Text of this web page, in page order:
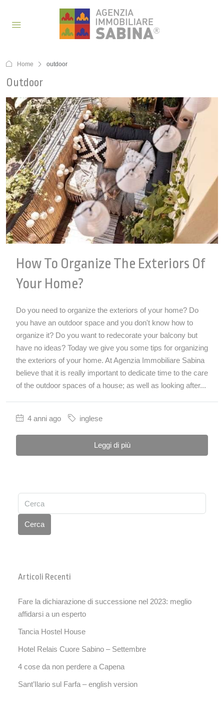
Home outdoor
Outdoor
How To Organize The Exteriors Of
Your Home?
Do you need to organize the exteriors of your home? Do
you have an outdoor space and you don't know how to
organize it? Do you want to redecorate your balcony but
have no ideas? Today we give you some tips for organizing
the exteriors of your home. At Agenzia Immobiliare Sabina
believe that it is really important to dedicate time to the care
of the outdoor spaces of a house; as well as looking after...
4 anni ago inglese
Leggi di più
Cerca
Articoli Recenti
Fare la dichiarazione di successione nel 2023: meglio
affidarsi a un esperto
Tancia Hostel House
Hotel Relais Cuore Sabino – Settembre
4 cose da non perdere a Capena
Sant’Ilario sul Farfa – english version